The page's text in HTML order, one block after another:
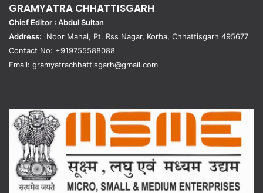
GRAMYATRA CHHATTISGARH
Chief Editor : Abdul Sultan
Address: Noor Mahal, Pt. Rss Nagar, Korba, Chhattisgarh 495677
Contact No: +919755588088
Email: gramyatrachhattisgarh@gmail.com